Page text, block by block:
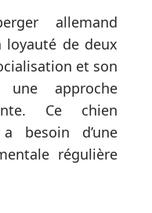
allemand
loyauté de deux
et son
une approche
Ce chien
besoin d’une
régulière